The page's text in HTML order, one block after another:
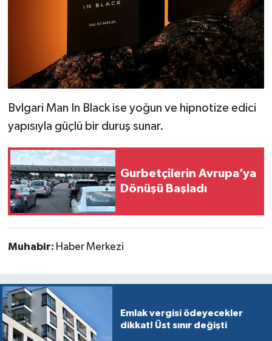
Bvlgari Man In Black ise yoğun ve hipnotize edici
yapısıyla güçlü bir duruş sunar.
Gurbetçilerin Avrupa’ya
Dönüşü Başladı
Muhabir: Haber Merkezi
Emlak vergisi ödeyecekler
dikkat! Üst sınır değişti